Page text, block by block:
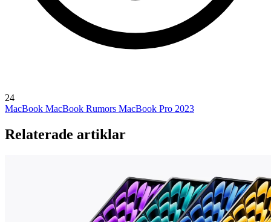
24
MacBook MacBook Rumors MacBook Pro 2023
Relaterade artiklar